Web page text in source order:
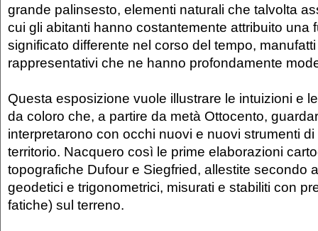
grande palinsesto, elementi naturali che talvolta
cui gli abitanti hanno costantemente attribuito una
significato differente nel corso del tempo,
rappresentativi che ne hanno profondamente
Questa esposizione vuole illustrare le intuizioni e
da coloro che, a partire da metà Ottocento,
interpretarono con occhi nuovi e nuovi strumenti
territorio. Nacquero così le prime elaborazioni
topografiche Dufour e Siegfried, allestite secondo
geodetici e trigonometrici, misurati e stabiliti con
fatiche) sul terreno.